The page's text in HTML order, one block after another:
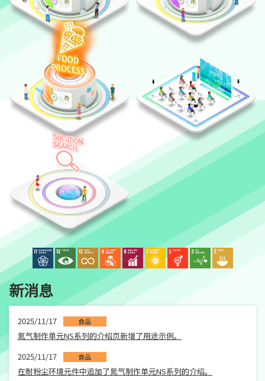
新消息
2025/11/17 食品
氮气制作单元NS系列的介绍页新增了用途示例。
2025/11/17
食品
在耐粉尘环境元件中追加了氮气制作单元NS系列的介绍。